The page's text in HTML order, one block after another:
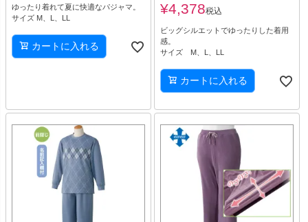
ゆったり着れて夏に快適なパジャマ。
サイズ M、L、LL
カートに入れる
¥4,378税込
ビッグシルエットでゆったりした着用
感。
サイズ M、L、LL
カートに入れる